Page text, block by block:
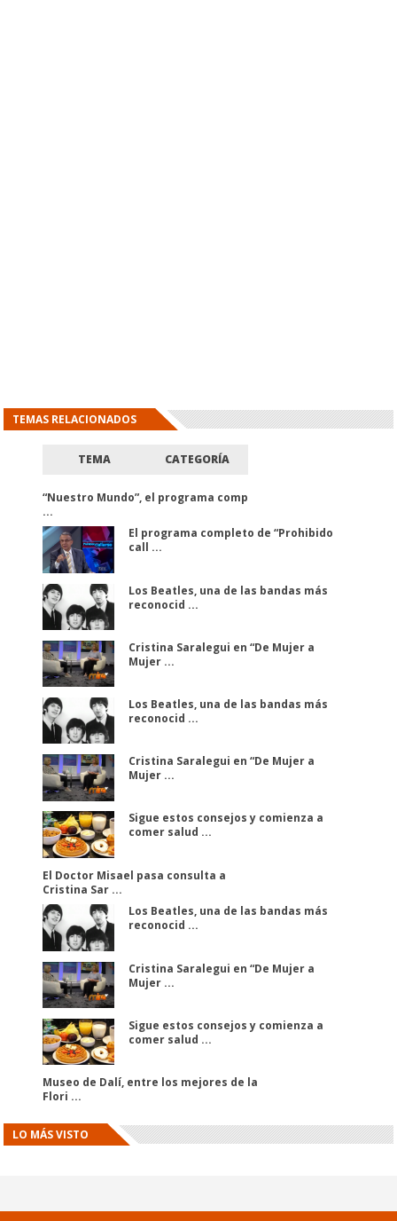
TEMAS RELACIONADOS
TEMA CATEGORÍA
“Nuestro Mundo”, el programa comp
...
El programa completo de “Prohibido
call ...
Los Beatles, una de las bandas más
reconocid ...
Cristina Saralegui en “De Mujer a
Mujer ...
Los Beatles, una de las bandas más
reconocid ...
Cristina Saralegui en “De Mujer a
Mujer ...
Sigue estos consejos y comienza a
comer salud ...
El Doctor Misael pasa consulta a
Cristina Sar ...
Los Beatles, una de las bandas más
reconocid ...
Cristina Saralegui en “De Mujer a
Mujer ...
Sigue estos consejos y comienza a
comer salud ...
Museo de Dalí, entre los mejores de la
Flori ...
LO MÁS VISTO